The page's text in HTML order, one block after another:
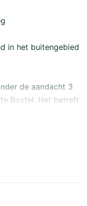
in het buitengebied
de aandacht 3
Boxtel. Het betreft
groot 7.250 m²
28.330 m²,
agrarische